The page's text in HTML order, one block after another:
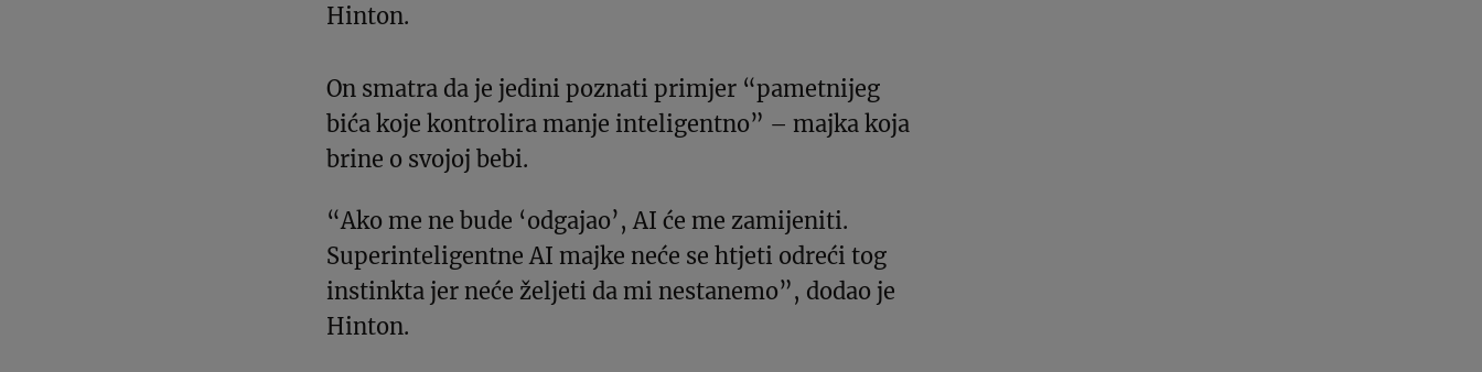
Hinton.
On smatra da je jedini poznati primjer “pametnijeg
bića koje kontrolira manje inteligentno” – majka koja
brine o svojoj bebi.
“Ako me ne bude ‘odgajao’, AI će me zamijeniti.
Superinteligentne AI majke neće se htjeti odreći tog
instinkta jer neće željeti da mi nestanemo”, dodao je
Hinton.